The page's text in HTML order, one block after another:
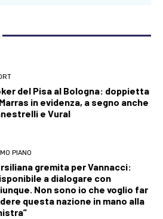
del Pisa al Bologna: doppietta
in evidenza, a segno anche
e Vural
PIANO
gremita per Vannacci:
a dialogare con
Non sono io che voglio far
questa nazione in mano alla